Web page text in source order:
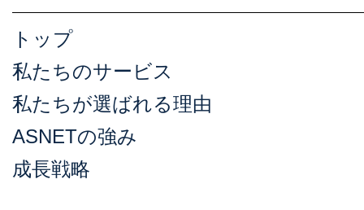
トップ
私たちのサービス
私たちが選ばれる理由
ASNETの強み
成長戦略